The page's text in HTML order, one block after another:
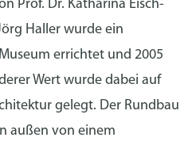
Prof. Dr. Katharina Eisch-
Haller wurde ein
errichtet und 2005
Wert wurde dabei auf
gelegt. Der Rundbau
außen von einem